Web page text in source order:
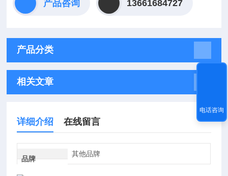
产品咨询 13661684727
产品分类
相关文章
详细介绍 在线留言
品牌
其他品牌
电话咨询